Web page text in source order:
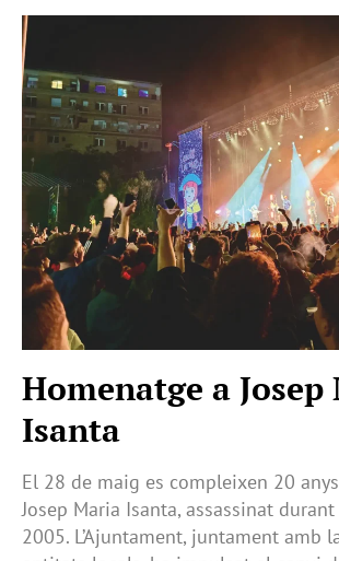
Homenatge a
Isanta
El 28 de maig es compleixen 20
Josep Maria Isanta, assassinat
2005. L’Ajuntament, juntament amb